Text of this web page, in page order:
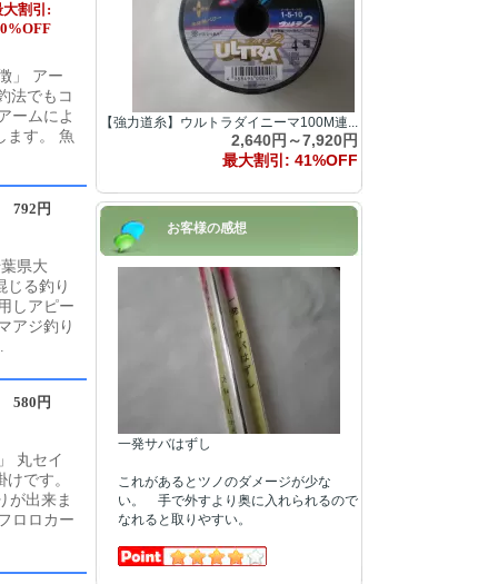
大割引:
」 アー
法でもコ
ームによ
ます。 魚
792円
県大
じる釣り
しアピー
アジ釣り
580円
丸セイ
です。
が出来ま
ロロカー
【強力道糸】ウルトラダイニーマ100M連...
2,640円～7,920円
最大割引: 41%OFF
お客様の感想
一発サバはずし
これがあるとツノのダメージが少な
い。 手で外すより奥に入れられるので
なれると取りやすい。